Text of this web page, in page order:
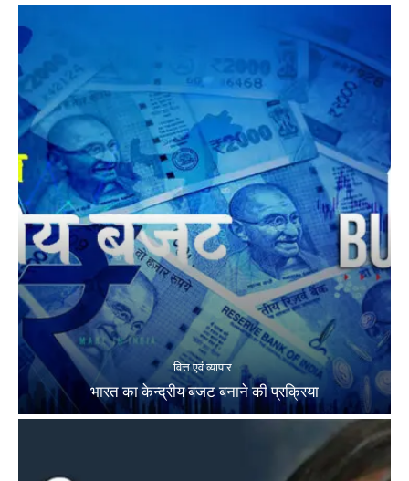
वित्त एवं व्यापार
भारत का केन्द्रीय बजट बनाने की प्रक्रिया